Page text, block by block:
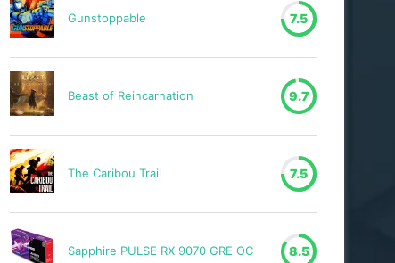
Gunstoppable 7.5
Beast of Reincarnation 9.7
The Caribou Trail 7.5
Sapphire PULSE RX 9070 GRE OC 8.5